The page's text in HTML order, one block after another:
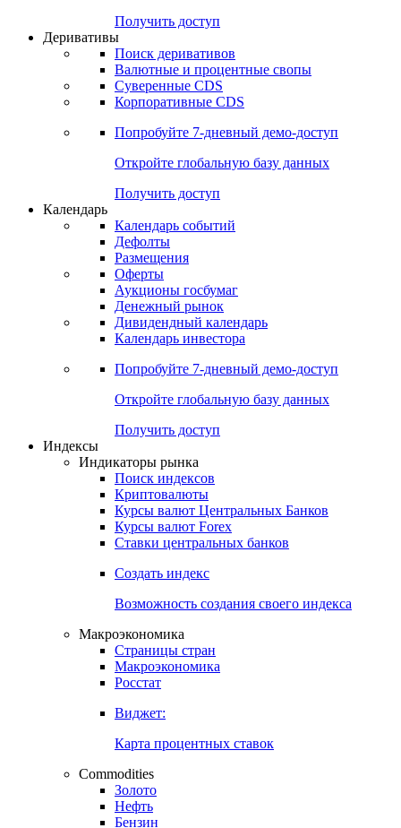
Попробуйте7-дневный
Откройте глобальную базу данных
Получить доступ
Деривативы
Валютные и процентные свопы
Корпоративные CDS
Попробуйте7-дневный
Откройте глобальную базу данных
Получить доступ
Календарь
Календарь событий
Дефолты
Размещения
Оферты
Денежный рынок
Календарь инвестора
Попробуйте7-дневный
Откройте глобальную базу данных
Получить доступ
Индикаторы рынка
Поиск индексов
Курсы валют Центральных Банков
Ставки центральных банков
Создать индекс
Возможность создания своего индекса
Страницы стран
Росстат
Виджет:
Карта процентных ставок